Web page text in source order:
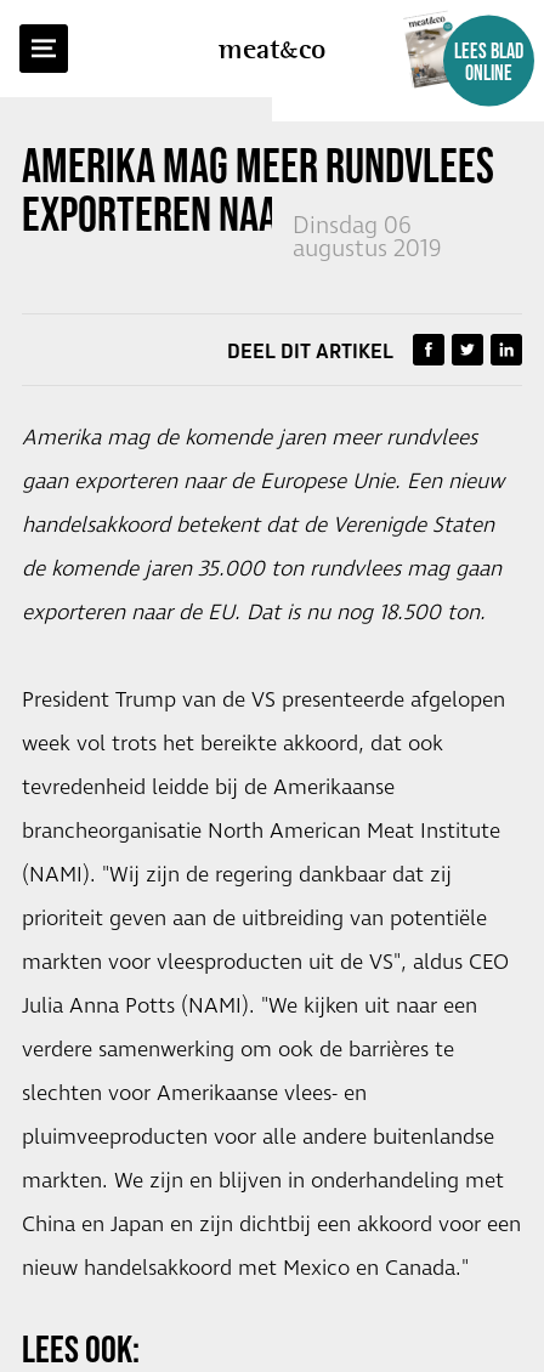
meatco
LEES BLAD
ONLINE
AMERIKA MAG MEER RUNDVLEES
EXPORTEREN NAAR EUDinsdag 06
augustus 2019
TERUG NAAR OVERZICHT
DEEL DIT ARTIKEL
Amerika mag de komende jaren meer rundvlees
gaan exporteren naar de Europese Unie. Een nieuw
handelsakkoord betekent dat de Verenigde Staten
de komende jaren 35.000 ton rundvlees mag gaan
exporteren naar de EU. Dat is nu nog 18.500 ton.
President Trump van de VS presenteerde afgelopen
week vol trots het bereikte akkoord, dat ook
tevredenheid leidde bij de Amerikaanse
brancheorganisatie North American Meat Institute
(NAMI). "Wij zijn de regering dankbaar dat zij
prioriteit geven aan de uitbreiding van potentiële
markten voor vleesproducten uit de VS", aldus CEO
Julia Anna Potts (NAMI). "We kijken uit naar een
verdere samenwerking om ook de barrières te
slechten voor Amerikaanse vlees- en
pluimveeproducten voor alle andere buitenlandse
markten. We zijn en blijven in onderhandeling met
China en Japan en zijn dichtbij een akkoord voor een
nieuw handelsakkoord met Mexico en Canada."
LEES OOK: